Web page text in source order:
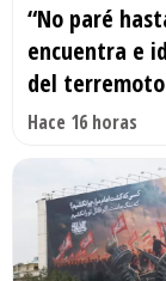
“No paré
encuentra e
del terremoto
Hace 16 horas